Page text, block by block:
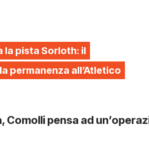
la pista Sorloth: il
permanenza all’Atletico
Comolli pensa ad